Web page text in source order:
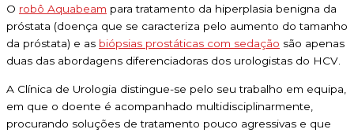
O robô Aquabeam para tratamento da hiperplasia benigna da
próstata (doença que se caracteriza pelo aumento do tamanho
da próstata) e as biópsias prostáticas com sedação são apenas
duas das abordagens diferenciadoras dos urologistas do HCV.
A Clínica de Urologia distingue-se pelo seu trabalho em equipa,
em que o doente é acompanhado multidisciplinarmente,
procurando soluções de tratamento pouco agressivas e que